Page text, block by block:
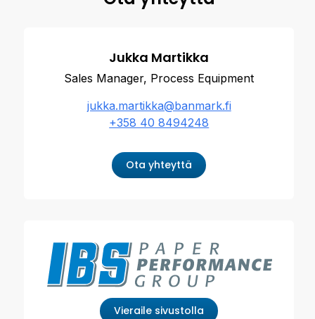
Jukka Martikka
Sales Manager, Process Equipment
jukka.martikka@banmark.fi
+358 40 8494248
Ota yhteyttä
Vieraile sivustolla